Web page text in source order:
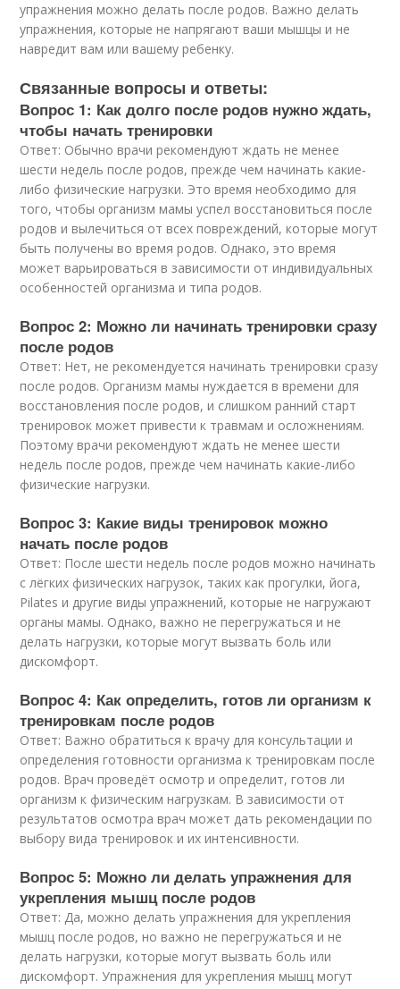
упражнения можно делать после родов. Важно делать
упражнения, которые не напрягают ваши мышцы и не
навредит вам или вашему ребенку.
Связанные вопросы и ответы:
Вопрос 1: Как долго после родов нужно ждать,
чтобы начать тренировки
Ответ: Обычно врачи рекомендуют ждать не менее
шести недель после родов, прежде чем начинать какие-
либо физические нагрузки. Это время необходимо для
того, чтобы организм мамы успел восстановиться после
родов и вылечиться от всех повреждений, которые могут
быть получены во время родов. Однако, это время
может варьироваться в зависимости от индивидуальных
особенностей организма и типа родов.
Вопрос 2: Можно ли начинать тренировки сразу
после родов
Ответ: Нет, не рекомендуется начинать тренировки сразу
после родов. Организм мамы нуждается в времени для
восстановления после родов, и слишком ранний старт
тренировок может привести к травмам и осложнениям.
Поэтому врачи рекомендуют ждать не менее шести
недель после родов, прежде чем начинать какие-либо
физические нагрузки.
Вопрос 3: Какие виды тренировок можно
начать после родов
Ответ: После шести недель после родов можно начинать
с лёгких физических нагрузок, таких как прогулки, йога,
Pilates и другие виды упражнений, которые не нагружают
органы мамы. Однако, важно не перегружаться и не
делать нагрузки, которые могут вызвать боль или
дискомфорт.
Вопрос 4: Как определить, готов ли организм к
тренировкам после родов
Ответ: Важно обратиться к врачу для консультации и
определения готовности организма к тренировкам после
родов. Врач проведёт осмотр и определит, готов ли
организм к физическим нагрузкам. В зависимости от
результатов осмотра врач может дать рекомендации по
выбору вида тренировок и их интенсивности.
Вопрос 5: Можно ли делать упражнения для
укрепления мышц после родов
Ответ: Да, можно делать упражнения для укрепления
мышц после родов, но важно не перегружаться и не
делать нагрузки, которые могут вызвать боль или
дискомфорт. Упражнения для укрепления мышц могут